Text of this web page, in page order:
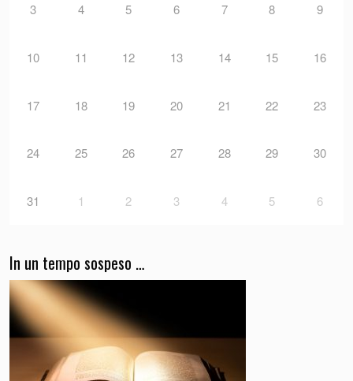
3 4 5 6 7 8 9
10 11 12 13 14 15 16
17 18 19 20 21 22 23
24 25 26 27 28 29 30
31 1 2 3 4 5 6
In un tempo sospeso …